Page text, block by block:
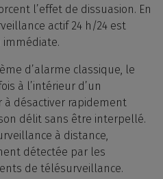
l’effet de dissuasion. En
actif 24 h/24 est
immédiate.
d’alarme classique, le
à l’intérieur d’un
à désactiver rapidement
délit sans être interpellé.
à distance,
détectée par les
de télésurveillance.